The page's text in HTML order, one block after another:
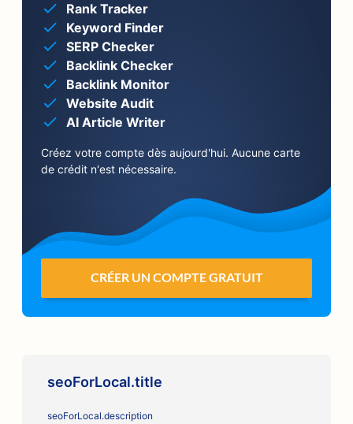
Rank Tracker
Keyword Finder
SERP Checker
Backlink Checker
Backlink Monitor
Website Audit
AI Article Writer
Créez votre compte dès aujourd'hui. Aucune carte
de crédit n'est nécessaire.
CRÉER UN COMPTE GRATUIT
seoForLocal.title
seoForLocal.description